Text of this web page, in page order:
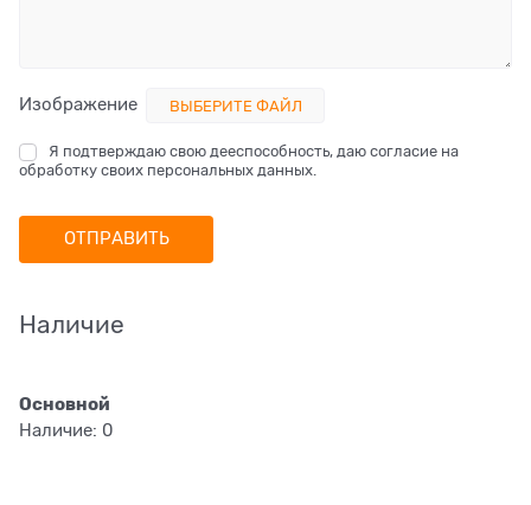
Изображение ВЫБЕРИТЕ ФАЙЛ
Я подтверждаю свою дееспособность, даю согласие на
обработку своих персональных данных.
Наличие
Основной
Наличие: 0